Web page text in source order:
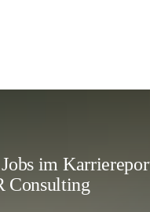
im
Consulting